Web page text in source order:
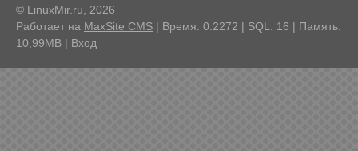
© LinuxMir.ru, 2026
Работает на MaxSite CMS | Время: 0.2272 | SQL: 16 | Память:
10,99MB | Вход